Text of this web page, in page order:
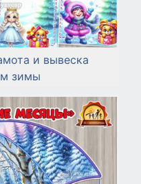
и вывеска
зимы